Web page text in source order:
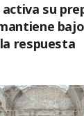
activa su
respuesta